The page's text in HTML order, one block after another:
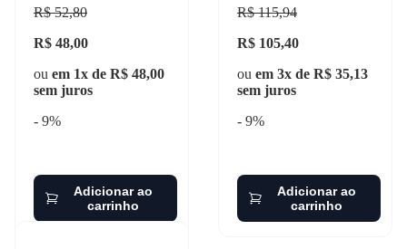
iguaçu - 203.2014
R$ 52,80
R$ 48,00
ou em 1x de R$ 48,00
sem juros
- 9%
Adicionar ao
carrinho
301.0417-95/102
R$ 115,94
R$ 105,40
ou em 3x de R$ 35,13
sem juros
- 9%
Adicionar ao
carrinho